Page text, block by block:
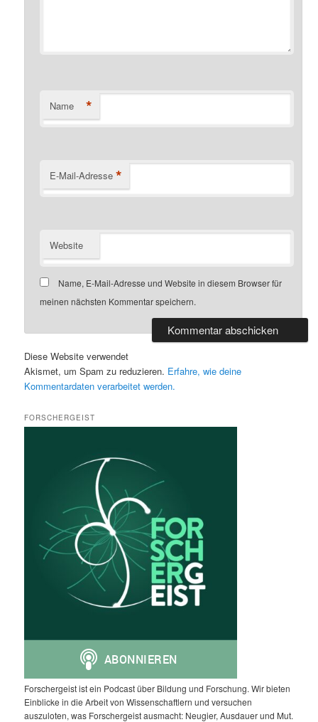
Name *
E-Mail-Adresse *
Website
Name, E-Mail-Adresse und Website in diesem Browser für
meinen nächsten Kommentar speichern.
Diese Website verwendet
Akismet, um Spam zu reduzieren. Erfahre, wie deine
Kommentardaten verarbeitet werden.
FORSCHERGEIST
Forschergeist ist ein Podcast über Bildung und Forschung. Wir bieten
Einblicke in die Arbeit von Wissenschaftlern und versuchen
auszuloten, was Forschergeist ausmacht: Neugier, Ausdauer und Mut.